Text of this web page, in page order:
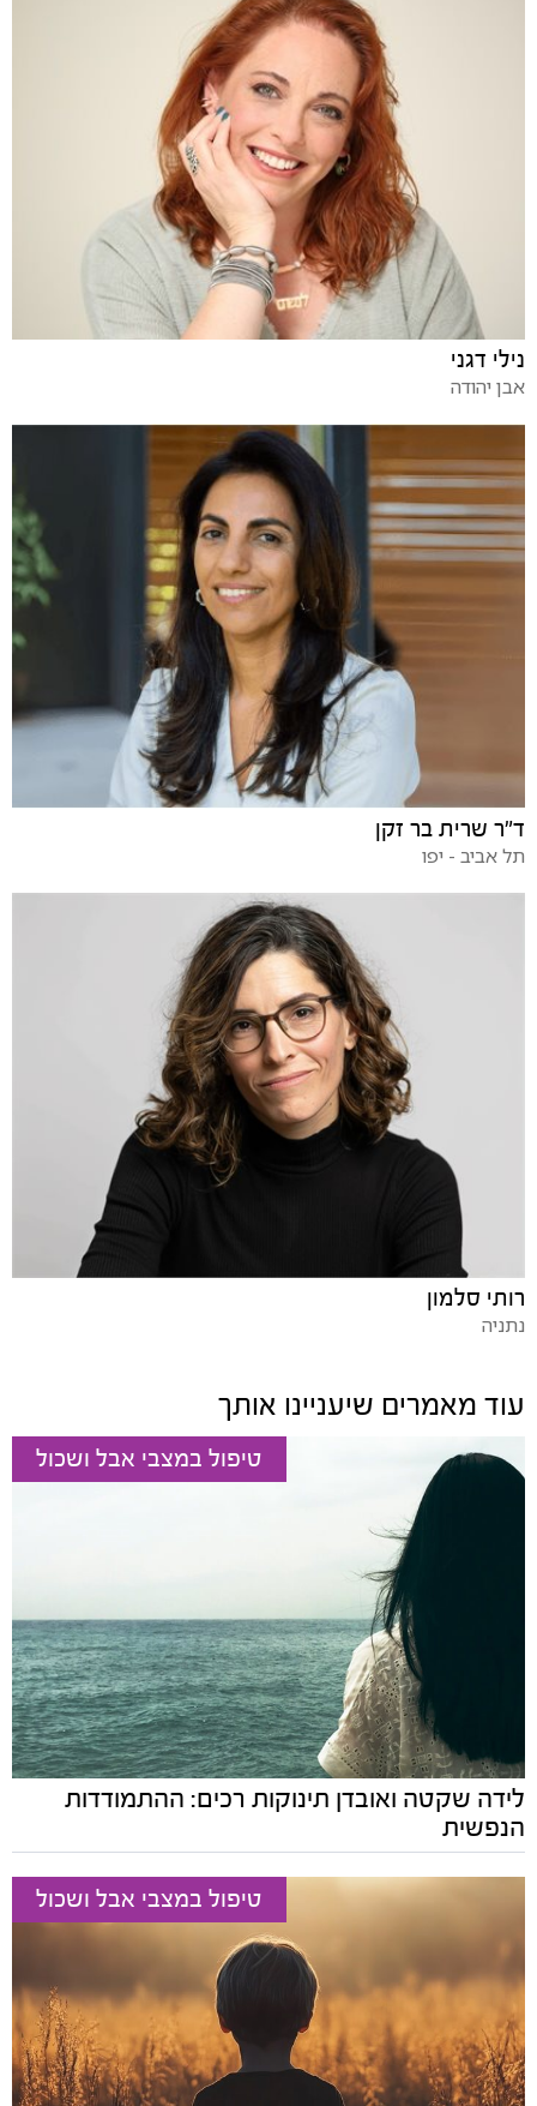
נילי דגני
אבן יהודה
ד"ר שרית בר זקן
תל אביב - יפו
רותי סלמון
נתניה
עוד מאמרים שיעניינו אותך
טיפול במצבי אבל ושכול
לידה שקטה ואובדן תינוקות רכים: ההתמודדות
הנפשית
טיפול במצבי אבל ושכול